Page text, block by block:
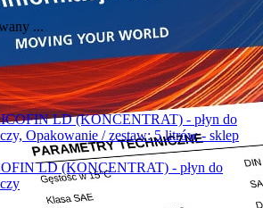
...
LD (KONCENTRAT) - płyn do